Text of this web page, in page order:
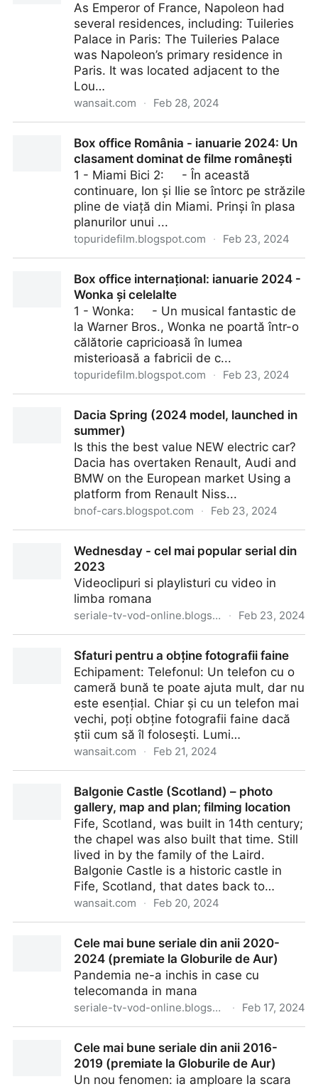
As Emperor of France, Napoleon had
several residences, including: Tuileries
Palace in Paris: The Tuileries Palace
was Napoleon’s primary residence in
Paris. It was located adjacent to the
Lou…
wansait.com · Feb 28, 2024
Emperor of FranceBox office România - ianuarie 2024: Un
clasament dominat de filme românești
1 - Miami Bici 2: - În această
continuare, Ion și Ilie se întorc pe străzile
pline de viață din Miami. Prinși în plasa
planurilor unui ...
topuridefilm.blogspot.com · Feb 23, 2024
dominat de filme românești
Box office internațional: ianuarie 2024 -
Wonka și celelalte
1 - Wonka: - Un musical fantastic de
la Warner Bros., Wonka ne poartă într-o
călătorie capricioasă în lumea
misterioasă a fabricii de c...
topuridefilm.blogspot.com · Feb 23, 2024
Dacia Spring (2024 model, launched in
summer)
Is this the best value NEW electric car?
Dacia has overtaken Renault, Audi and
BMW on the European market Using a
platform from Renault Niss...
bnof-cars.blogspot.com · Feb 23, 2024
Wednesday - cel mai popular serial din
2023
Videoclipuri si playlisturi cu video in
limba romana
seriale-tv-vod-online.blogspot.com · Feb 23, 2024
Sfaturi pentru a obține fotografii faine
Echipament: Telefonul: Un telefon cu o
cameră bună te poate ajuta mult, dar nu
este esențial. Chiar și cu un telefon mai
vechi, poți obține fotografii faine dacă
știi cum să îl folosești. Lumi…
wansait.com · Feb 21, 2024
Balgonie Castle (Scotland) – photo
gallery, map and plan; filming location
Fife, Scotland, was built in 14th century;
the chapel was also built that time. Still
lived in by the family of the Laird.
Balgonie Castle is a historic castle in
Fife, Scotland, that dates back to…
wansait.com · Feb 20, 2024
plan; filming locationCele mai bune seriale din anii 2020-
2024 (premiate la Globurile de Aur)
Pandemia ne-a inchis in case cu
telecomanda in mana
seriale-tv-vod-online.blogspot.com · Feb 17, 2024
la Globurile de Aur)Cele mai bune seriale din anii 2016-
2019 (premiate la Globurile de Aur)
Un nou fenomen: ia amploare la scara